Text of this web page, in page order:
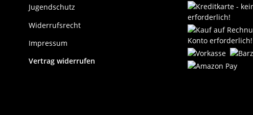
Jugendschutz
Widerrufsrecht
Impressum
Vertrag widerrufen